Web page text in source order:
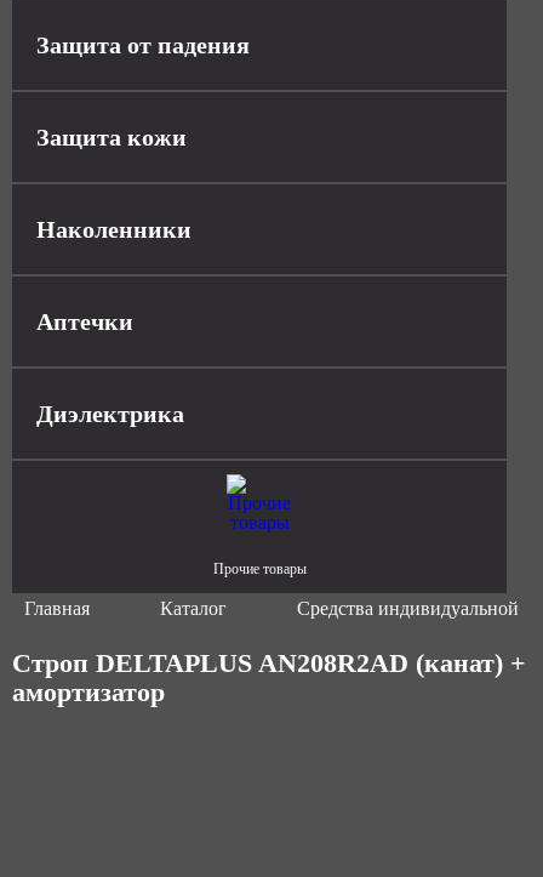
Защита от падения
Защита кожи
Наколенники
Аптечки
Диэлектрика
Прочие товары
Главная Каталог Средства индивидуальной
Строп DELTAPLUS AN208R2AD (канат) +
амортизатор